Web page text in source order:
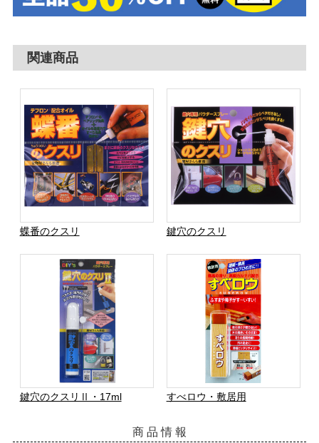
関連商品
蝶番のクスリ 鍵穴のクスリ
鍵穴のクスリⅡ・17ml すべロウ・敷居用
商 品 情 報